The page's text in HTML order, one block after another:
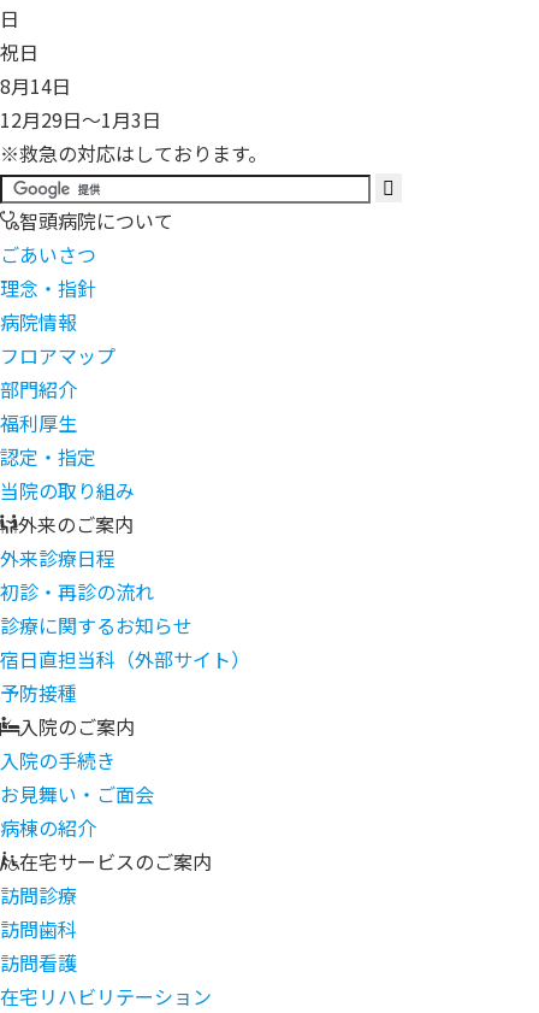
日
祝日
8月14日
12月29日～1月3日
※救急の対応はしております。
智頭病院について
ごあいさつ
理念・指針
病院情報
フロアマップ
部門紹介
福利厚生
認定・指定
当院の取り組み
外来のご案内
外来診療日程
初診・再診の流れ
診療に関するお知らせ
宿日直担当科（外部サイト）
予防接種
入院のご案内
入院の手続き
お見舞い・ご面会
病棟の紹介
在宅サービスのご案内
訪問診療
訪問歯科
訪問看護
在宅リハビリテーション